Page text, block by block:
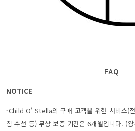
FAQ
NOTICE
-Child O' Stella의 구매 고객을 위한 서비스(
침 수선 등) 무상 보증 기간은 6개월입니다. (